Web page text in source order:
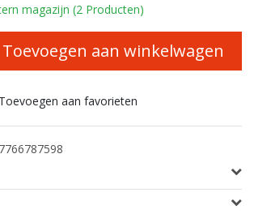
magazijn (2 Producten)
Toevoegen aan winkelwagen
Toevoegen aan favorieten